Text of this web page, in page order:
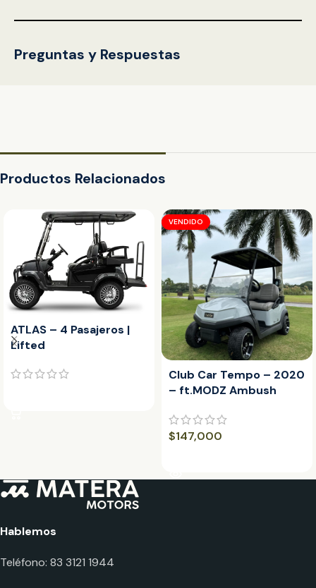
Preguntas y Respuestas
Productos Relacionados
ATLAS – 4 Pasajeros |
Lifted
VENDIDO
Club Car Tempo – 2020
– ft.MODZ Ambush
$147,000
Hablemos
Teléfono: 83 3121 1944